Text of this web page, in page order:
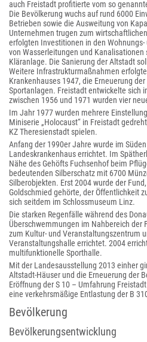
auch Freistadt profitierte vom so
Die Bevölkerung wuchs auf rund 6000
Betrieben sowie die Ausweitung von
Unternehmen trugen zum
erfolgten Investitionen in den
von Wasserleitungen und Kanalisationen
Kläranlage. Die Sanierung der Altstadt
Weitere Infrastrukturmaßnahmen
Krankenhauses 1947, die Erneuerung
Sportanlagen. Freistadt entwickelte sich
zwischen 1956 und 1971 wurden vier
Im Jahr 1977 wurden mehrere
Miniserie „Holocaust“ in Freistadt
KZ Theresienstadt spielen.
Anfang der 1990er Jahre wurde im
Landeskrankenhaus errichtet. Im
Nähe des Gehöfts Fuchsenhof beim
bedeutenden Silberschatz mit 6700
Silberobjekten. Erst 2004 wurde der
Goldschmied gehörte, der Öffentlichkeit
sich seitdem im Schlossmuseum Linz.
Die starken Regenfälle während des
Überschwemmungen im Nahbereich der
zum Kultur- und Veranstaltungszentrum
Veranstaltungshalle errichtet. 2004
multifunktionelle Sporthalle.
Mit der Landesausstellung 2013 einher
Altstadt-Häuser und die Erneuerung der
Eröffnung der S 10 – Umfahrung
eine verkehrsmäßige Entlastung der B
Bevölkerung
Bevölkerungsentwicklung